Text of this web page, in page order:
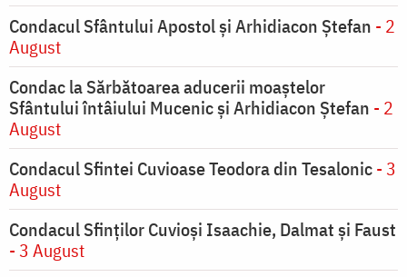
Condacul Sfântului Apostol și Arhidiacon Ștefan - 2
August
Condac la Sărbătoarea aducerii moaştelor
Sfântului întâiului Mucenic şi Arhidiacon Ştefan - 2
August
Condacul Sfintei Cuvioase Teodora din Tesalonic- 3
August
Condacul Sfinţilor Cuvioşi Isaachie, Dalmat şi Faust
- 3 August